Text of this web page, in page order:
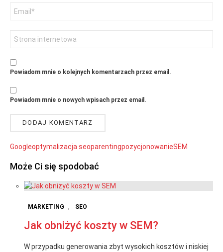
email
internetowa
Powiadom mnie o kolejnych komentarzach przez email.
Powiadom mnie o nowych wpisach przez email.
Googleoptymalizacja seoparentingpozycjonowanieSEM
Może Ci się spodobać
MARKETING , SEO
Jak obniżyć koszty w SEM?
W przypadku generowania zbyt wysokich kosztów i niskiej